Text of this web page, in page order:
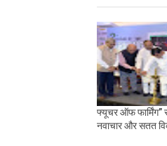
फ्यूचर ऑफ फार्मिंग”
नवाचार और सतत